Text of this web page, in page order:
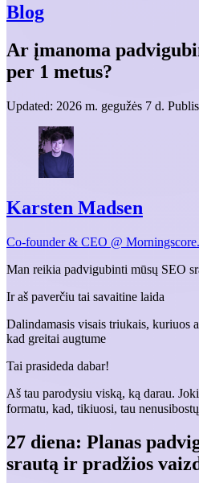
Blog
Ar įmanoma
per 1 metus?
Updated: 2026 m. gegužės 7 d.
Karsten Madsen
Co-founder & CEO @
Man reikia padvigubinti mūsų SEO
Ir aš paverčiu tai savaitine laida
Dalindamasis visais triukais, kuriuos
kad greitai augtume
Tai prasideda dabar!
Aš tau parodysiu viską, ką darau.
formatu, kad, tikiuosi, tau
27 diena: Planas
srautą ir pradžios